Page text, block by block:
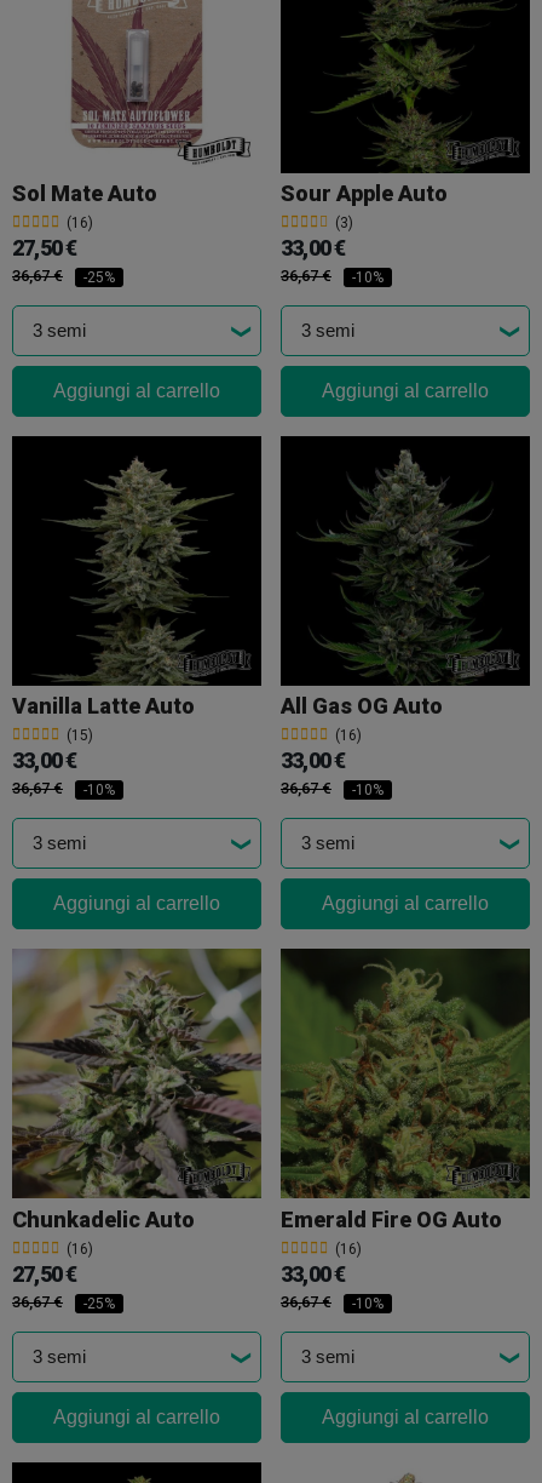
Sol Mate Auto
(16)
27,50 €
36,67 € -25%
Aggiungi al carrello
Sour Apple Auto
(3)
33,00 €
36,67 € -10%
Aggiungi al carrello
Vanilla Latte Auto
(15)
33,00 €
36,67 € -10%
Aggiungi al carrello
All Gas OG Auto
(16)
33,00 €
36,67 € -10%
Aggiungi al carrello
Chunkadelic Auto
(16)
27,50 €
36,67 € -25%
Aggiungi al carrello
Emerald Fire OG Auto
(16)
33,00 €
36,67 € -10%
Aggiungi al carrello